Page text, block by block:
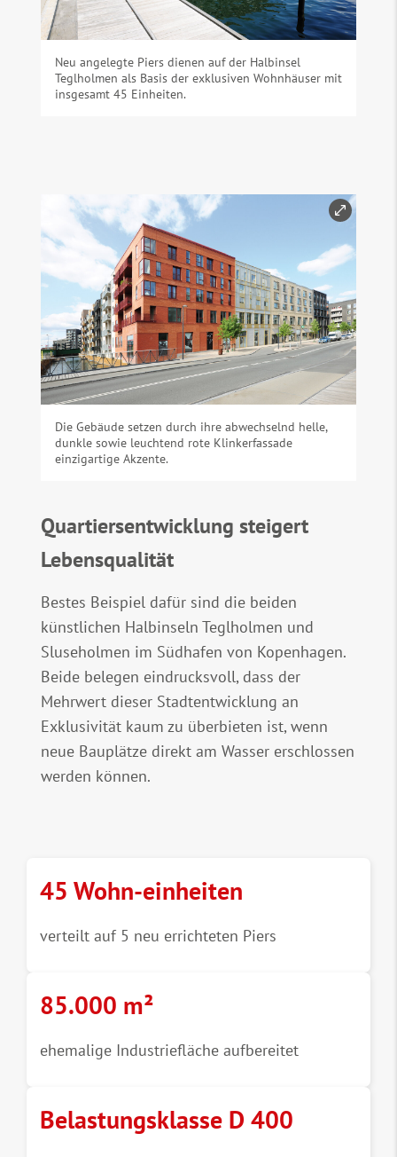
Neu angelegte Piers dienen auf der Halbinsel
Teglholmen als Basis der exklusiven Wohnhäuser mit
insgesamt 45 Einheiten.
Die Gebäude setzen durch ihre abwechselnd helle,
dunkle sowie leuchtend rote Klinkerfassade
einzigartige Akzente.
Quartiersentwicklung steigert
Lebensqualität
Bestes Beispiel dafür sind die beiden
künstlichen Halbinseln Teglholmen und
Sluseholmen im Südhafen von Kopenhagen.
Beide belegen eindrucksvoll, dass der
Mehrwert dieser Stadtentwicklung an
Exklusivität kaum zu überbieten ist, wenn
neue Bauplätze direkt am Wasser erschlossen
werden können.
45 Wohn-einheiten
verteilt auf 5 neu errichteten Piers
85.000 m²
ehemalige Industriefläche aufbereitet
Belastungsklasse D 400